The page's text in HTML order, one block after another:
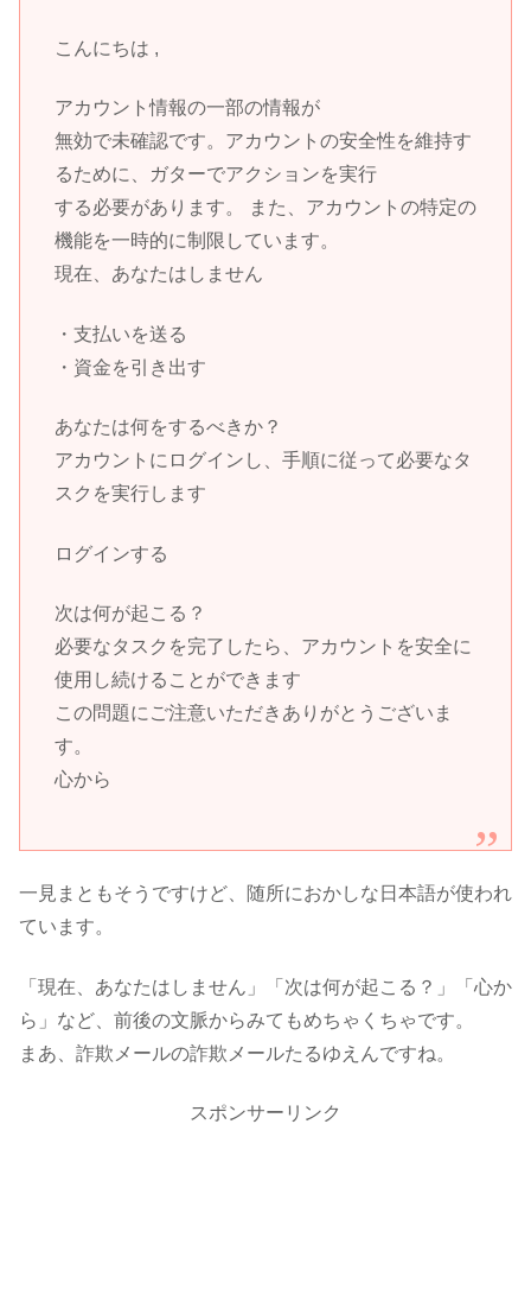
こんにちは ,
アカウント情報の一部の情報が
無効で未確認です。アカウントの安全性を維持す
るために、ガターでアクションを実行
する必要があります。 また、アカウントの特定の
機能を一時的に制限しています。
現在、あなたはしません
・支払いを送る
・資金を引き出す
あなたは何をするべきか？
アカウントにログインし、手順に従って必要なタ
スクを実行します
ログインする
次は何が起こる？
必要なタスクを完了したら、アカウントを安全に
使用し続けることができます
この問題にご注意いただきありがとうございま
す。
心から
一見まともそうですけど、随所におかしな日本語が使われ
ています。
「現在、あなたはしません」「次は何が起こる？」「心か
ら」など、前後の文脈からみてもめちゃくちゃです。
まあ、詐欺メールの詐欺メールたるゆえんですね。
スポンサーリンク